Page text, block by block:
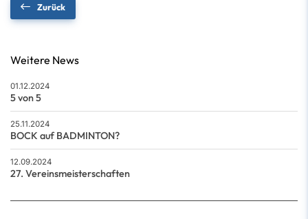
Zurück
Weitere News
01.12.2024
5 von 5
25.11.2024
BOCK auf BADMINTON?
12.09.2024
27. Vereinsmeisterschaften